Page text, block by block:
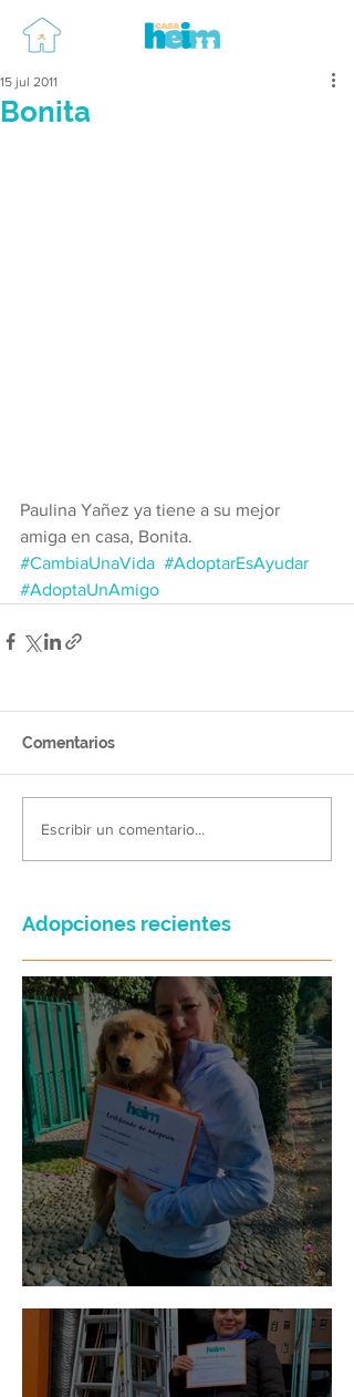
Bonita
15 jul 2011
Paulina Yañez ya tiene a su mejor
amiga en casa, Bonita.
#CambiaUnaVida #AdoptarEsAyudar
#AdoptaUnAmigo
Comentarios
Escribir un comentario...
Adopciones recientes
Bellota